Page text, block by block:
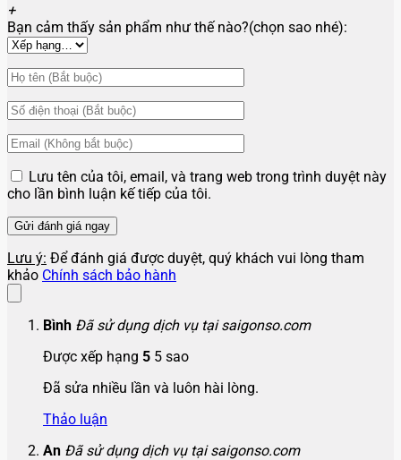
+
Bạn cảm thấy sản phẩm như thế nào?(chọn sao nhé):
Lưu tên của tôi, email, và trang web trong trình duyệt này
cho lần bình luận kế tiếp của tôi.
Lưu ý: Để đánh giá được duyệt, quý khách vui lòng tham
khảo Chính sách bảo hành
Bình Đã sử dụng dịch vụ tại saigonso.com
Được xếp hạng 5 5 sao
Đã sửa nhiều lần và luôn hài lòng.
Thảo luận
An Đã sử dụng dịch vụ tại saigonso.com